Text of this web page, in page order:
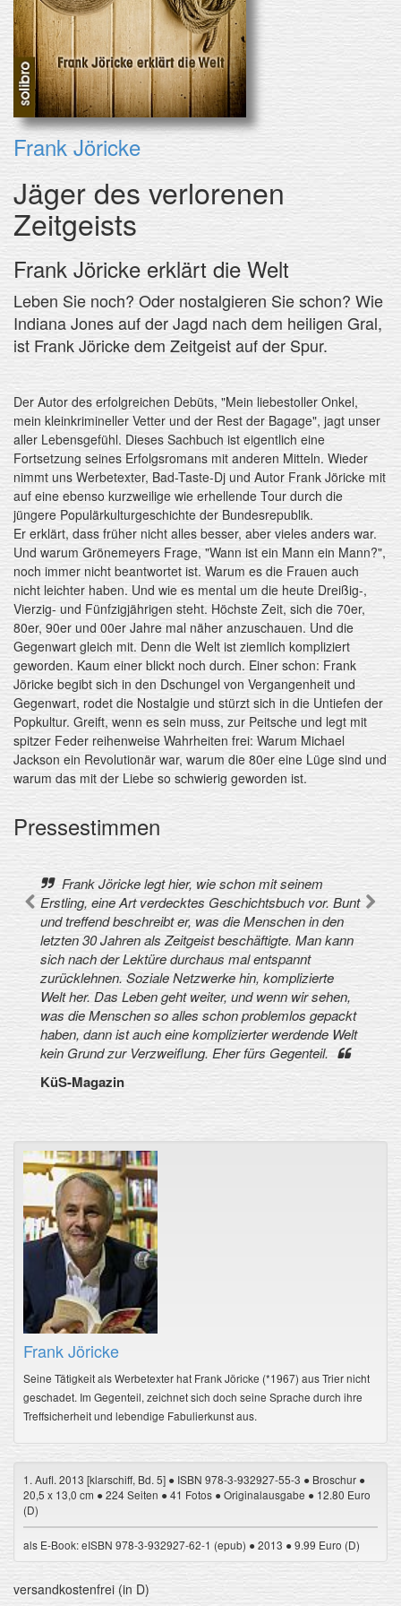
Frank Jöricke
Jäger des verlorenen
Zeitgeists
Frank Jöricke erklärt die Welt
Leben Sie noch? Oder nostalgieren Sie schon? Wie
Indiana Jones auf der Jagd nach dem heiligen Gral,
ist Frank Jöricke dem Zeitgeist auf der Spur.
Der Autor des erfolgreichen Debüts, "Mein liebestoller Onkel,
mein kleinkrimineller Vetter und der Rest der Bagage", jagt unser
aller Lebensgefühl. Dieses Sachbuch ist eigentlich eine
Fortsetzung seines Erfolgsromans mit anderen Mitteln. Wieder
nimmt uns Werbetexter, Bad-Taste-Dj und Autor Frank Jöricke mit
auf eine ebenso kurzweilige wie erhellende Tour durch die
jüngere Populärkulturgeschichte der Bundesrepublik.
Er erklärt, dass früher nicht alles besser, aber vieles anders war.
Und warum Grönemeyers Frage, "Wann ist ein Mann ein Mann?",
noch immer nicht beantwortet ist. Warum es die Frauen auch
nicht leichter haben. Und wie es mental um die heute Dreißig-,
Vierzig- und Fünfzigjährigen steht. Höchste Zeit, sich die 70er,
80er, 90er und 00er Jahre mal näher anzuschauen. Und die
Gegenwart gleich mit. Denn die Welt ist ziemlich kompliziert
geworden. Kaum einer blickt noch durch. Einer schon: Frank
Jöricke begibt sich in den Dschungel von Vergangenheit und
Gegenwart, rodet die Nostalgie und stürzt sich in die Untiefen der
Popkultur. Greift, wenn es sein muss, zur Peitsche und legt mit
spitzer Feder reihenweise Wahrheiten frei: Warum Michael
Jackson ein Revolutionär war, warum die 80er eine Lüge sind und
warum das mit der Liebe so schwierig geworden ist.
Pressestimmen
Frank Jöricke legt hier, wie schon mit seinem
Erstling, eine Art verdecktes Geschichtsbuch vor. Bunt
und treffend beschreibt er, was die Menschen in den
letzten 30 Jahren als Zeitgeist beschäftigte. Man kann
sich nach der Lektüre durchaus mal entspannt
zurücklehnen. Soziale Netzwerke hin, komplizierte
Welt her. Das Leben geht weiter, und wenn wir sehen,
was die Menschen so alles schon problemlos gepackt
haben, dann ist auch eine komplizierter werdende Welt
kein Grund zur Verzweiflung. Eher fürs Gegenteil.
KüS-Magazin
Frank Jöricke
Seine Tätigkeit als Werbetexter hat Frank Jöricke (*1967) aus Trier nicht
geschadet. Im Gegenteil, zeichnet sich doch seine Sprache durch ihre
Treffsicherheit und lebendige Fabulierkunst aus.
1. Aufl. 2013 [klarschiff, Bd. 5] ● ISBN 978-3-932927-55-3 ● Broschur ●
20,5 x 13,0 cm ● 224 Seiten ● 41 Fotos ● Originalausgabe ● 12.80 Euro
(D)
als E-Book: eISBN 978-3-932927-62-1 (epub) ● 2013 ● 9.99 Euro (D)
versandkostenfrei (in D)